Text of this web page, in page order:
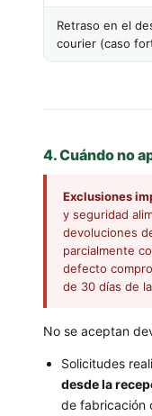
Retraso en el
courier (caso
4. Cuándo no
Exclusiones
y seguridad
devoluciones
parcialmente
defecto
de 30 días de
No se aceptan
Solicitudes
desde la
de fabricación